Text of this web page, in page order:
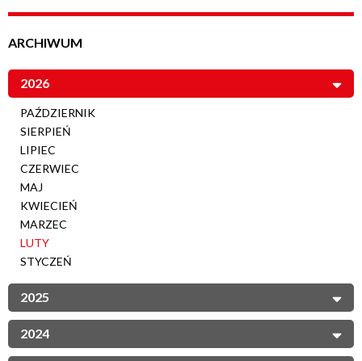
ARCHIWUM
2026
PAŹDZIERNIK
SIERPIEŃ
LIPIEC
CZERWIEC
MAJ
KWIECIEŃ
MARZEC
LUTY
STYCZEŃ
2025
2024